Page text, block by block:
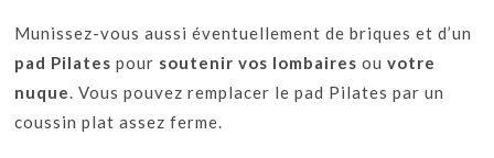
Munissez-vous aussi éventuellement de briques et d’un
pad Pilates pour soutenir vos lombaires ouvotre
nuque. Vous pouvez remplacer le pad Pilates par un
coussin plat assez ferme.